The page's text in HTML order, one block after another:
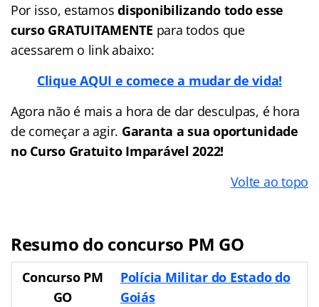
Por isso, estamos disponibilizando todo esse
curso GRATUITAMENTE para todos que
acessarem o link abaixo:
Clique AQUI e comece a mudar de vida!
Agora não é mais a hora de dar desculpas, é hora
de começar a agir. Garanta a sua oportunidade
no Curso Gratuito Imparável 2022!
Volte ao topo
Resumo do concurso PM GO
Concurso PM
GO
Polícia Militar do Estado do
Goiás